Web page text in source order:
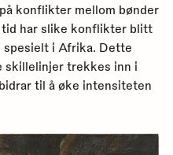
konflikter mellom bønder
tid har slike konflikter blitt
spesielt i Afrika. Dette
skillelinjer trekkes inn i
til å øke intensiteten